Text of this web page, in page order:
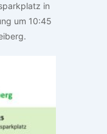
in
um 10:45